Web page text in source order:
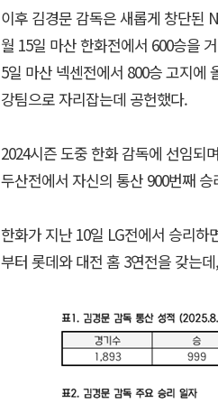
이후 김경문 감독은 새롭게 창단된
월 15일 마산 한화전에서 600승을
5일 마산 넥센전에서 800승 고지에
강팀으로 자리잡는데 공헌했다.
2024시즌 도중 한화 감독에 선임되
두산전에서 자신의 통산 900번째
한화가 지난 10일 LG전에서 승리
부터 롯데와 대전 홈 3연전을 갖는